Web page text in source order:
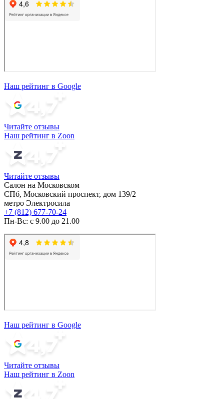
Наш рейтинг в Google
Читайте отзывы
Наш рейтинг в Zoon
Читайте отзывы
Салон на Московском
СПб, Московский проспект, дом 139/2
метро Электросила
+7 (812) 677-70-24
Пн-Вс: с 9.00 до 21.00
Наш рейтинг в Google
Читайте отзывы
Наш рейтинг в Zoon